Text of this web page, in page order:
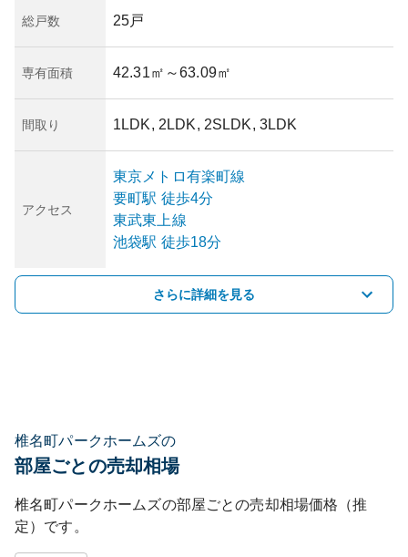
総戸数 25戸
専有面積 42.31㎡ ～63.09㎡
間取り 1LDK, 2LDK, 2SLDK, 3LDK
アクセス
東京メトロ有楽町線
要町駅 徒歩4分
東武東上線
池袋駅 徒歩18分
さらに詳細を見る
椎名町パークホームズの
部屋ごとの売却相場
椎名町パークホームズの部屋ごとの売却相場価格（推
定）です。